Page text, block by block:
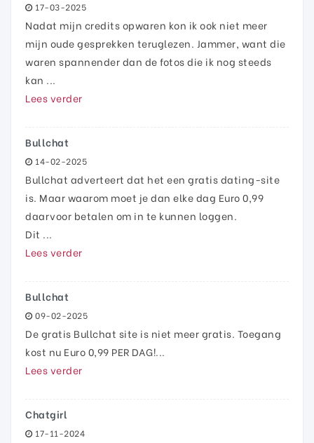
17-03-2025
Nadat mijn credits opwaren kon ik ook niet meer
mijn oude gesprekken teruglezen. Jammer, want die
waren spannender dan de fotos die ik nog steeds
kan ...
Lees verder
Bullchat
14-02-2025
Bullchat adverteert dat het een gratis dating-site
is. Maar waarom moet je dan elke dag Euro 0,99
daarvoor betalen om in te kunnen loggen.
Dit ...
Lees verder
Bullchat
09-02-2025
De gratis Bullchat site is niet meer gratis. Toegang
kost nu Euro 0,99 PER DAG!...
Lees verder
Chatgirl
17-11-2024